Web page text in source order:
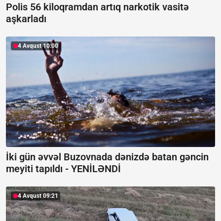
Polis 56 kiloqramdan artıq narkotik vasitə
aşkarladı
4 Avqust 10:00
İki gün əvvəl Buzovnada dənizdə batan gəncin
meyiti tapıldı - YENİLƏNDİ
4 Avqust 09:21